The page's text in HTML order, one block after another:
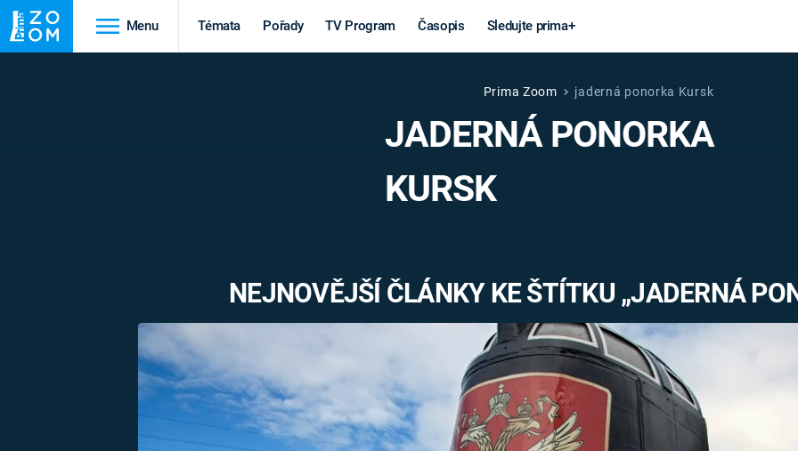
Menu Témata Pořady TV Program Časopis Sledujte prima+
Věda a
technika
světová válka
Výročí
MARIE TEREZIE
NAPOLEON
Záhady a
konspirace
UFO A
Prima Zoom jaderná ponorka Kursk
JADERNÁ PONORKA
KURSK
NEJNOVĚJŠÍ ČLÁNKY KE ŠTÍTKU „JADERNÁ